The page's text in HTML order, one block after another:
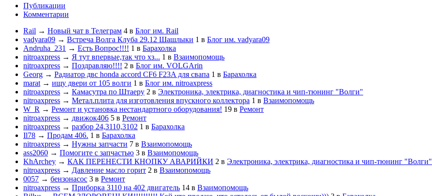
Публикации
Комментарии
Rail → Новый чат в Телеграм 4 в Блог им. Rail
vadyara09 → Встреча Волга Клуба 29.12 Шашлыки 1 в Блог им. vadyara09
Andruha_231 → Есть Вопрос!!!! 1 в Барахолка
nitroaxpress → Я тут впервые,так что хз... 1 в Взаимопомощь
nitroaxpress → Поздравляю!!!! 2 в Блог им. VOLGArin
Georg → Радиатор двс honda accord CF6 F23A для свапа 1 в Барахолка
marat → ищу двери от 105 волги 1 в Блог им. nitroaxpress
nitroaxpress → Камасутра по Штаеру 2 в Электроника, электрика, диагностика и чип-тюнинг "Волги"
nitroaxpress → Метал.плита для изготовления впускного коллектора 1 в Взаимопомощь
W_R → Ремонт и установка нестандартного оборудования! 19 в Ремонт
nitroaxpress → движок406 5 в Ремонт
nitroaxpress → разбор 24,3110,3102 1 в Барахолка
Il78 → Продам 406. 1 в Барахолка
nitroaxpress → Нужны запчасти 7 в Взаимопомощь
ass2060 → Помогите с запчастью 3 в Взаимопомощь
KhArchey → КАК ПЕРЕНЕСТИ КНОПКУ АВАРИЙКИ 2 в Электроника, электрика, диагностика и чип-тюнинг "Волги"
nitroaxpress → Давление масло горит 2 в Взаимопомощь
0057 → бензонасос 3 в Ремонт
nitroaxpress → Приборка 3110 на 402 двигатель 14 в Взаимопомощь